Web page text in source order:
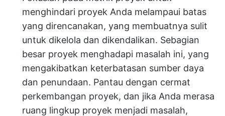
menghindari proyek Anda melampaui batas
yang direncanakan, yang membuatnya sulit
untuk dikelola dan dikendalikan. Sebagian
besar proyek menghadapi masalah ini, yang
mengakibatkan keterbatasan sumber daya
dan penundaan. Pantau dengan cermat
perkembangan proyek, dan jika Anda merasa
ruang lingkup proyek menjadi masalah,